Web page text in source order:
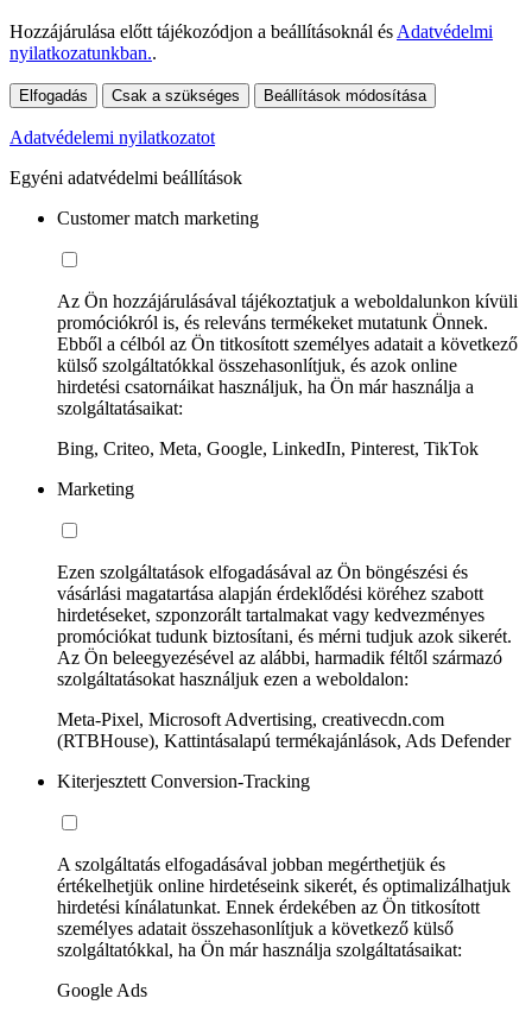
Hozzájárulása előtt tájékozódjon a beállításoknál és Adatvédelmi
nyilatkozatunkban..
Elfogadás Csak a szükséges Beállítások módosítása
Adatvédelemi nyilatkozatot
Egyéni adatvédelmi beállítások
Customer match marketing
Az Ön hozzájárulásával tájékoztatjuk a weboldalunkon kívüli
promóciókról is, és releváns termékeket mutatunk Önnek.
Ebből a célból az Ön titkosított személyes adatait a következő
külső szolgáltatókkal összehasonlítjuk, és azok online
hirdetési csatornáikat használjuk, ha Ön már használja a
szolgáltatásaikat:
Bing, Criteo, Meta, Google, LinkedIn, Pinterest, TikTok
Marketing
Ezen szolgáltatások elfogadásával az Ön böngészési és
vásárlási magatartása alapján érdeklődési köréhez szabott
hirdetéseket, szponzorált tartalmakat vagy kedvezményes
promóciókat tudunk biztosítani, és mérni tudjuk azok sikerét.
Az Ön beleegyezésével az alábbi, harmadik féltől származó
szolgáltatásokat használjuk ezen a weboldalon:
Meta-Pixel, Microsoft Advertising, creativecdn.com
(RTBHouse), Kattintásalapú termékajánlások, Ads Defender
Kiterjesztett Conversion-Tracking
A szolgáltatás elfogadásával jobban megérthetjük és
értékelhetjük online hirdetéseink sikerét, és optimalizálhatjuk
hirdetési kínálatunkat. Ennek érdekében az Ön titkosított
személyes adatait összehasonlítjuk a következő külső
szolgáltatókkal, ha Ön már használja szolgáltatásaikat:
Google Ads